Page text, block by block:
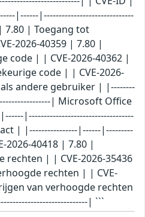
|------|------------------------------
7.80 | Toegang tot
2026-40359 | 7.80 |
code | | CVE-2026-40362 |
code | | CVE-2026-
andere gebruiker | |--------
| Microsoft Office
|-----------------------------------
| |----------------|------|---------
2026-40418 | 7.80 |
rechten | | CVE-2026-35436
rechten | | CVE-
van verhoogde rechten
| ```